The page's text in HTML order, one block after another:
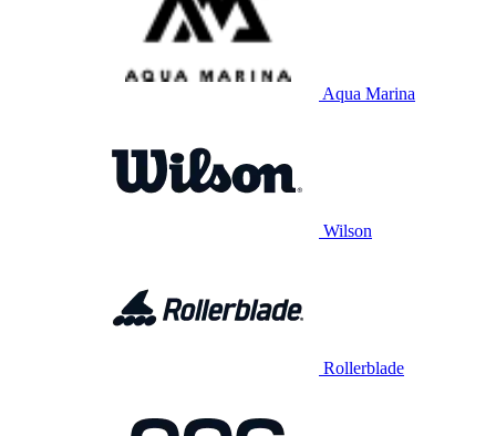
Aqua Marina
Wilson
Rollerblade